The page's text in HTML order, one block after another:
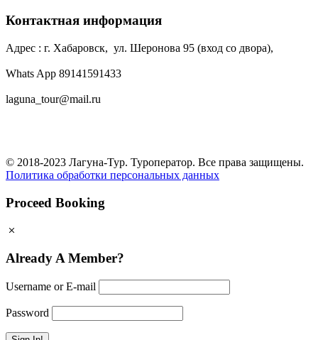
Контактная информация
Адрес : г. Хабаровск, ул. Шеронова 95 (вход со двора),
Whats App 89141591433
laguna_tour@mail.ru
© 2018-2023 Лагуна-Тур. Туроператор. Все права защищены.
Политика обработки персональных данных
Proceed Booking
Already A Member?
Username or E-mail
Password